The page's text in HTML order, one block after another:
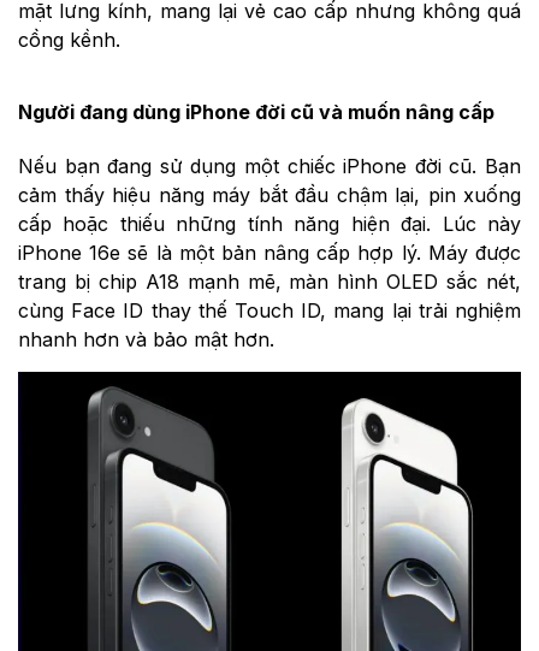
mặt lưng kính, mang lại vẻ cao cấp nhưng không quá
cồng kềnh.
Người đang dùng iPhone đời cũ và muốn nâng cấp
Nếu bạn đang sử dụng một chiếc iPhone đời cũ. Bạn
cảm thấy hiệu năng máy bắt đầu chậm lại, pin xuống
cấp hoặc thiếu những tính năng hiện đại. Lúc này
iPhone 16e sẽ là một bản nâng cấp hợp lý. Máy được
trang bị chip A18 mạnh mẽ, màn hình OLED sắc nét,
cùng Face ID thay thế Touch ID, mang lại trải nghiệm
nhanh hơn và bảo mật hơn.